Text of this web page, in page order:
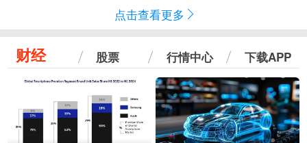
点击查看更多
财经 股票 行情中心 下载APP